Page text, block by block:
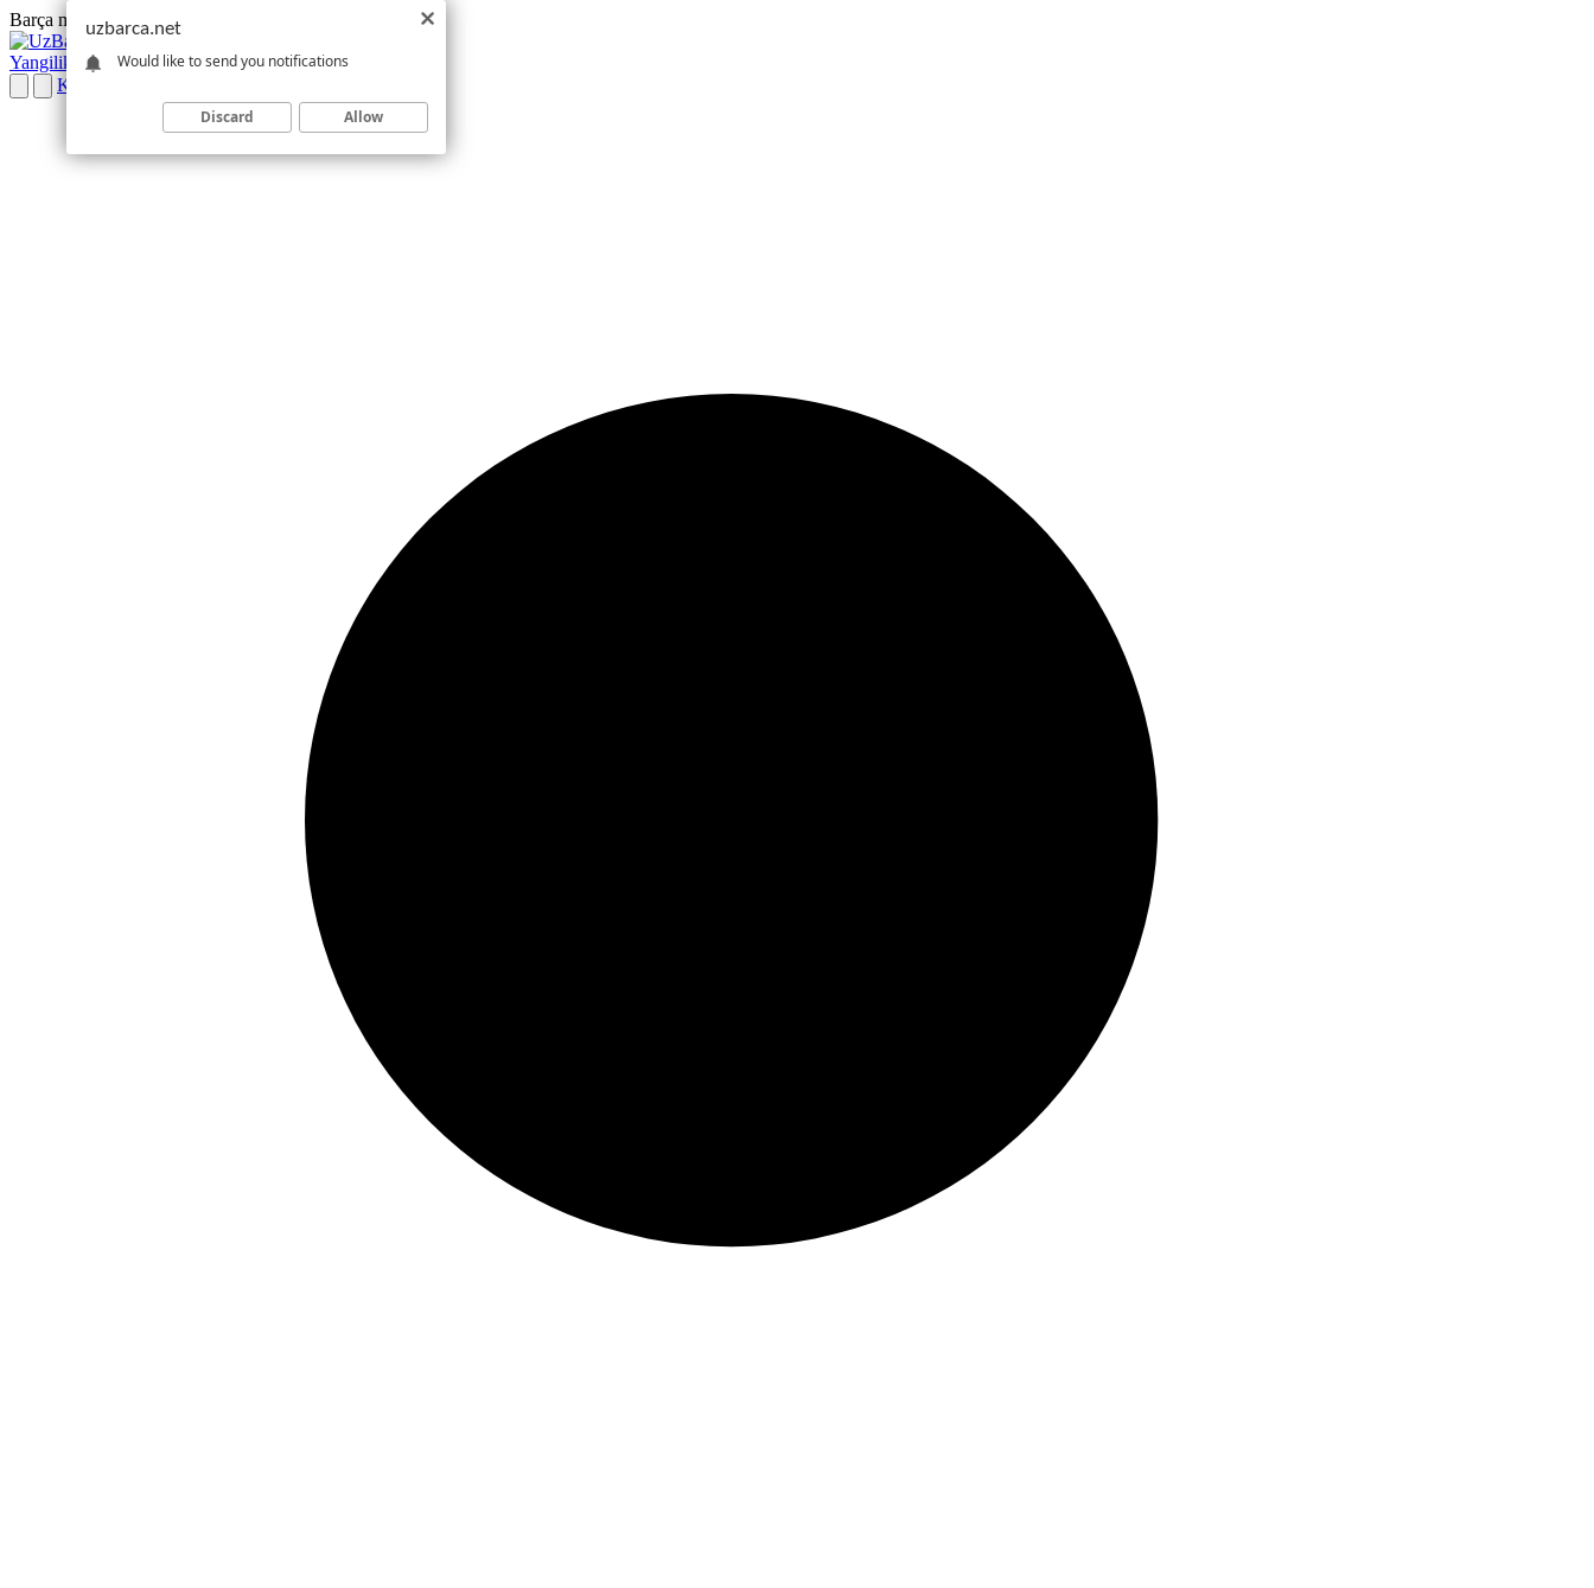
Barça muxlislari bilan birga
Barcelona · Toshkent vaqti
UZBARCA.NET
Yangiliklar Online TV Futbolchilar La Liga Hamjamiyat
Kirish
uzbarca.net
Would like to send you notifications
Discard Allow